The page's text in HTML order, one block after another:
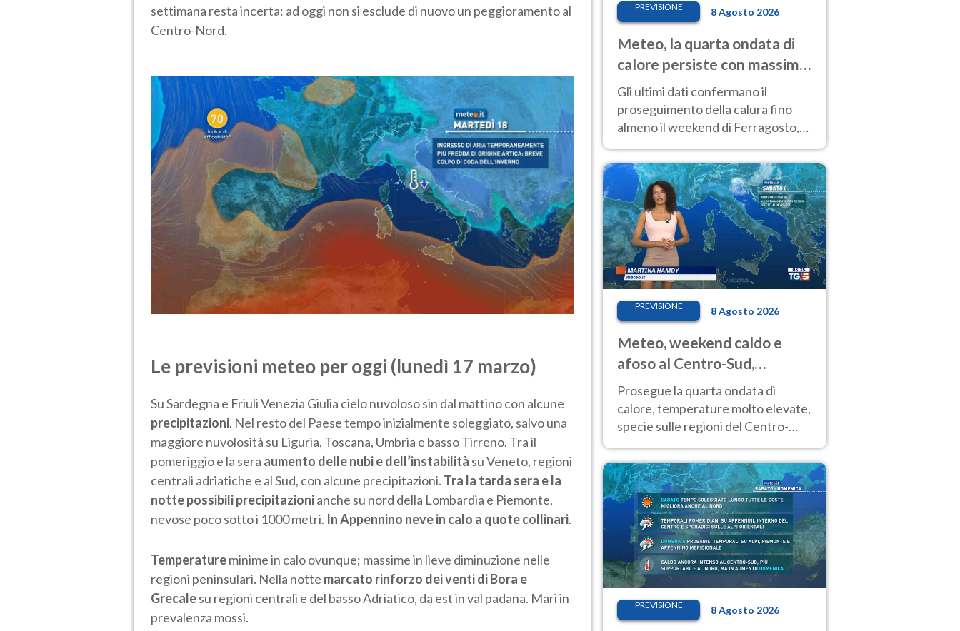
settimana resta incerta: ad oggi non si esclude di nuovo un peggioramento al
Centro-Nord.
Le previsioni meteo per oggi (lunedì 17 marzo)
Su Sardegna e Friuli Venezia Giulia cielo nuvoloso sin dal mattino con alcune
precipitazioni. Nel resto del Paese tempo inizialmente soleggiato, salvo una
maggiore nuvolosità su Liguria, Toscana, Umbria e basso Tirreno. Tra il
pomeriggio e la sera aumento delle nubi e dell’instabilità su Veneto, regioni
centrali adriatiche e al Sud, con alcune precipitazioni. Tra la tarda sera e la
notte possibili precipitazionianche su nord della Lombardia e Piemonte,
nevose poco sotto i 1000 metri. In Appennino neve in calo a quote collinari.
Temperatureminime in calo ovunque; massime in lieve diminuzione nelle
regioni peninsulari. Nella notte marcato rinforzo dei venti di Bora e
Grecalesu regioni centrali e del basso Adriatico, da est in val padana. Mari in
prevalenza mossi.
PREVISIONE 8 Agosto 2026
Meteo, la quarta ondata di
calore persiste con massime
sempre molto elevate
Gli ultimi dati confermano il
proseguimento della calura fino
almeno il weekend di Ferragosto,
intensificazione prossima
settimana
PREVISIONE 8 Agosto 2026
Meteo, weekend caldo e
afoso al Centro-Sud,
temporali sui rilievi
Prosegue la quarta ondata di
calore, temperature molto elevate,
specie sulle regioni del Centro-
aree montuose
PREVISIONE 8 Agosto 2026